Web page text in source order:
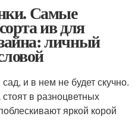
Самые
ив для
личный
и в нем не будет скучно.
в разноцветных
яркой корой